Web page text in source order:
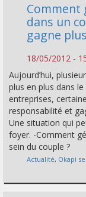
Comment
dans un
gagne
18/05/2012 -
Aujourd’hui,
plus en plus dans
entreprises,
responsabilité et
Une situation qui
foyer. -Comment
sein du couple ?
Actualité, Okapi